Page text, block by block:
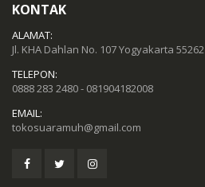
KONTAK
ALAMAT:
Jl. KHA Dahlan No. 107 Yogyakarta 55262
TELEPON:
0888 283 2480 - 081904182008
EMAIL:
tokosuaramuh@gmail.com